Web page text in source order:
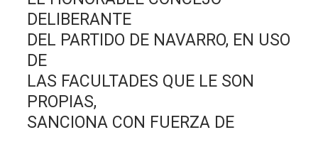
DELIBERANTE
DEL PARTIDO DE NAVARRO, EN USO
DE
LAS FACULTADES QUE LE SON
PROPIAS,
SANCIONA CON FUERZA DE